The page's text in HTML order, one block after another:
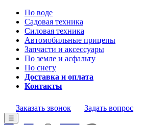
По воде
Садовая техника
Силовая техника
Автомобильные прицепы
Запчасти и аксессуары
По земле и асфальту
По снегу
Доставка и оплата
Контакты
Заказать звонок Задать вопрос
☰